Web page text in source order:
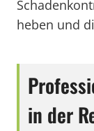
heben und
in der